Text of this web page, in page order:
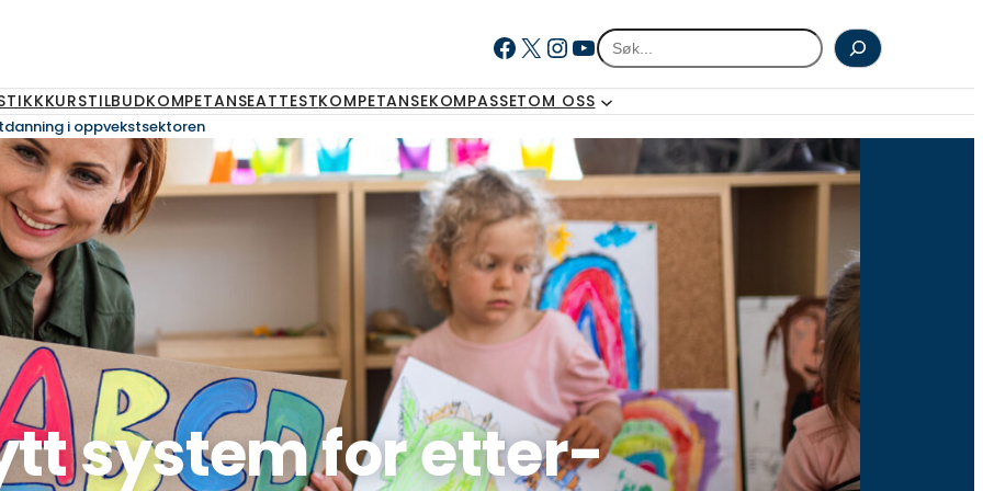
Facebook
X Instagram
YouTube
Søk
KURSTILBUDKOMPETANSEATTESTKOMPETANSEKOMPASSETOM OSS
i oppvekstsektoren
system for etter-